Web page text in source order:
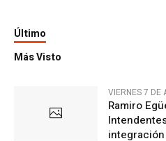
Último
Más Visto
VIERNES 7 DE
Ramiro
integración